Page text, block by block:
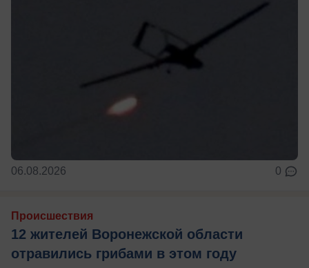
06.08.2026 0
Происшествия
12 жителей Воронежской области
отравились грибами в этом году